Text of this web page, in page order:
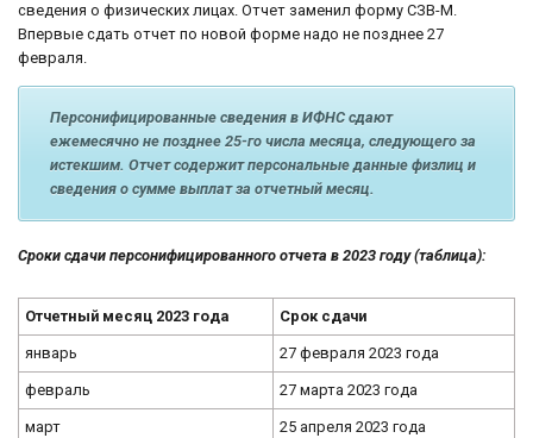
сведения о физических лицах. Отчет заменил форму СЗВ-М.
Впервые сдать отчет по новой форме надо не позднее 27
февраля.
Персонифицированные сведения в ИФНС сдают
ежемесячно не позднее 25-го числа месяца, следующего за
истекшим. Отчет содержит персональные данные физлиц и
сведения о сумме выплат за отчетный месяц.
Сроки сдачи персонифицированного отчета в 2023 году (таблица):
Отчетный месяц 2023 года Срок сдачи
январь 27 февраля 2023 года
февраль 27 марта 2023 года
март 25 апреля 2023 года